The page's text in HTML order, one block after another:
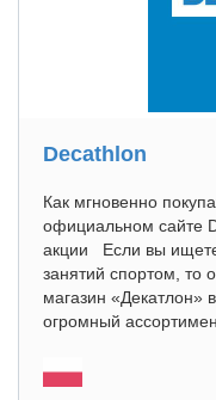
Decathlon
Как мгновенно
официальном сайте
акции Если вы
занятий спортом, то
магазин «Декатлон»
огромный